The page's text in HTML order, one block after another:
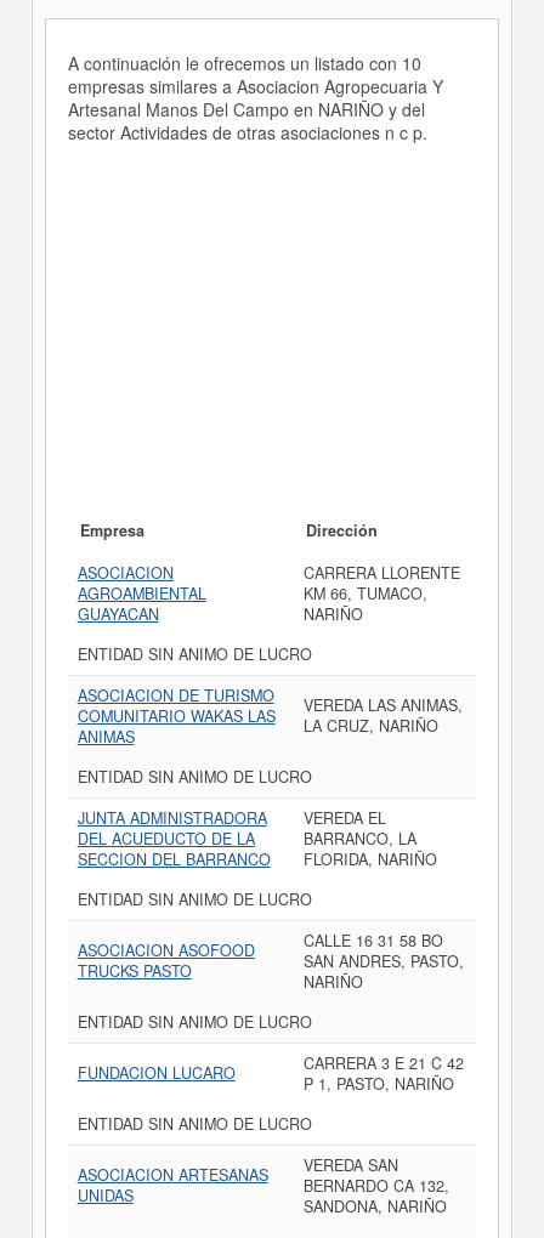
A continuación le ofrecemos un listado con 10
empresas similares a Asociacion Agropecuaria Y
Artesanal Manos Del Campo en NARIÑO y del
sector Actividades de otras asociaciones n c p.
Empresa
Dirección
ASOCIACION
AGROAMBIENTAL
GUAYACAN
CARRERA LLORENTE
KM 66, TUMACO,
NARIÑO
ENTIDAD SIN ANIMO DE LUCRO
ASOCIACION DE TURISMO
COMUNITARIO WAKAS LAS
ANIMAS
VEREDA LAS ANIMAS,
LA CRUZ, NARIÑO
ENTIDAD SIN ANIMO DE LUCRO
JUNTA ADMINISTRADORA
DEL ACUEDUCTO DE LA
SECCION DEL BARRANCO
VEREDA EL
BARRANCO, LA
FLORIDA, NARIÑO
ENTIDAD SIN ANIMO DE LUCRO
ASOCIACION ASOFOOD
TRUCKS PASTO
CALLE 16 31 58 BO
SAN ANDRES, PASTO,
NARIÑO
ENTIDAD SIN ANIMO DE LUCRO
FUNDACION LUCARO
CARRERA 3 E 21 C 42
P 1, PASTO, NARIÑO
ENTIDAD SIN ANIMO DE LUCRO
ASOCIACION ARTESANAS
UNIDAS
VEREDA SAN
BERNARDO CA 132,
SANDONA, NARIÑO